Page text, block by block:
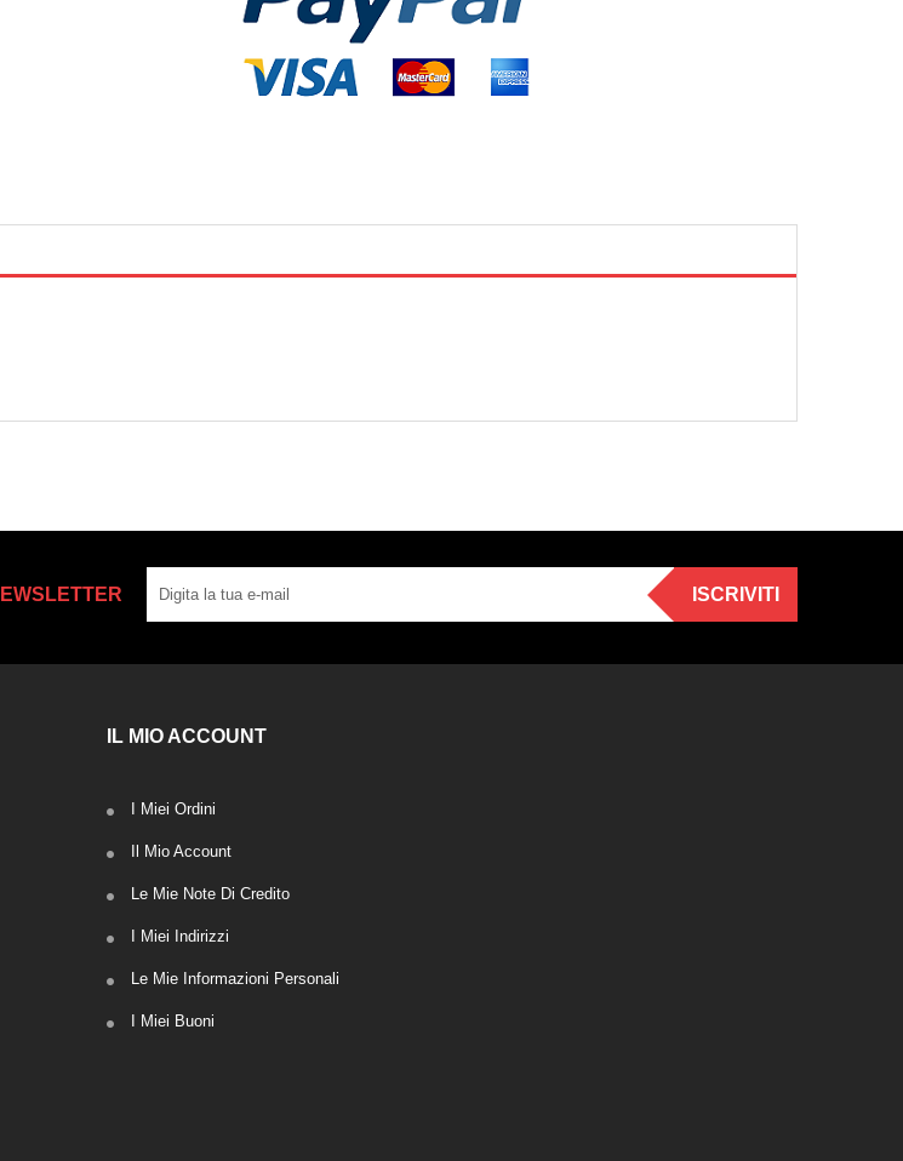
ISCRIVITI
IL MIO ACCOUNT
I Miei Ordini
Il Mio Account
Le Mie Note Di Credito
I Miei Indirizzi
Le Mie Informazioni Personali
I Miei Buoni